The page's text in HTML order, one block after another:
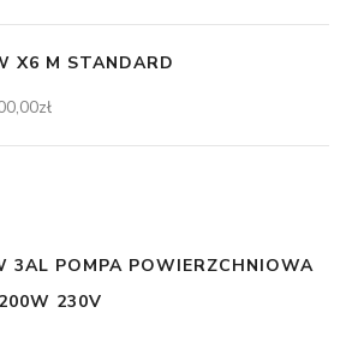
X6 M STANDARD
zł
3AL POMPA POWIERZCHNIOWA
230V